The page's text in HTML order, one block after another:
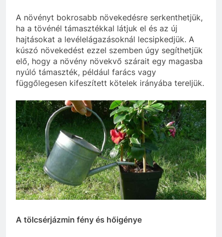
A növényt bokrosabb növekedésre serkenthetjük,
ha a tövénél támasztékkal látjuk el és az új
hajtásokat a levélelágazásoknál lecsipkedjük. A
kúszó növekedést ezzel szemben úgy segíthetjük
elő, hogy a növény növekvő szárait egy magasba
nyúló támaszték, például farács vagy
függőlegesen kifeszített kötelek irányába tereljük.
A tölcsérjázmin fény és hőigénye